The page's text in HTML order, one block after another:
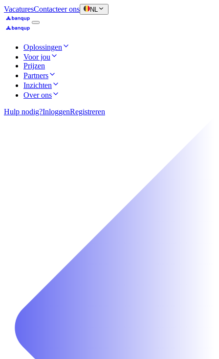
VacaturesContacteer ons NL
Oplossingen
Voor jou
Prijzen
Partners
Inzichten
Over ons
Hulp nodig?InloggenRegistreren